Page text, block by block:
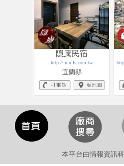
隱廬民宿
http://inlulls.com.tw
宜蘭縣
本平台由情報資訊